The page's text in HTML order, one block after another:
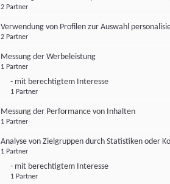
2 Partner
Verwendung von Profilen zur Auswahl
2 Partner
Messung der Werbeleistung
1 Partner
- mit berechtigtem Interesse
1 Partner
Messung der Performance von Inhalten
1 Partner
Analyse von Zielgruppen durch Statistiken oder
1 Partner
- mit berechtigtem Interesse
1 Partner